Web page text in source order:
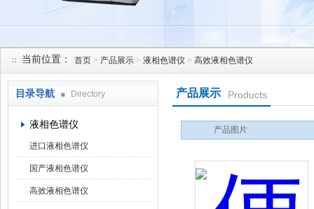
当前位置： 首页 > 产品展示 > 液相色谱仪 > 高效液相色谱仪
目录导航 Directory
液相色谱仪
进口液相色谱仪
国产液相色谱仪
高效液相色谱仪
产品展示 Products
产品图片